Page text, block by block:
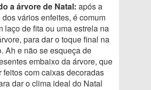
a árvore de Natal: após a
vários enfeites, é comum
laço de fita ou uma estrela na
para dar o toque final na
Ah e não se esqueça de
embaixo da árvore, que
feitos com caixas decoradas
dar o clima ideal do Natal